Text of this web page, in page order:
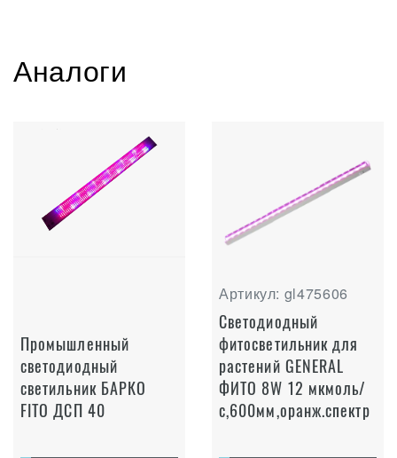
Аналоги
Промышленный
светодиодный
светильник БАРКО
FITO ДСП 40
Артикул: gl475606
Светодиодный
фитосветильник для
растений GENERAL
ФИТО 8W 12 мкмоль/
с,600мм,оранж.спектр